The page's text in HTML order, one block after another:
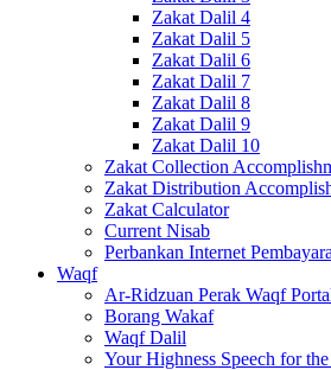
Zakat Dalil 4
Zakat Dalil 5
Zakat Dalil 6
Zakat Dalil 7
Zakat Dalil 8
Zakat Dalil 9
Zakat Dalil 10
Zakat Collection
Zakat Distribution
Zakat Calculator
Current Nisab
Perbankan Internet
Waqf
Ar-Ridzuan Perak Waqf
Borang Wakaf
Waqf Dalil
Your Highness Speech for